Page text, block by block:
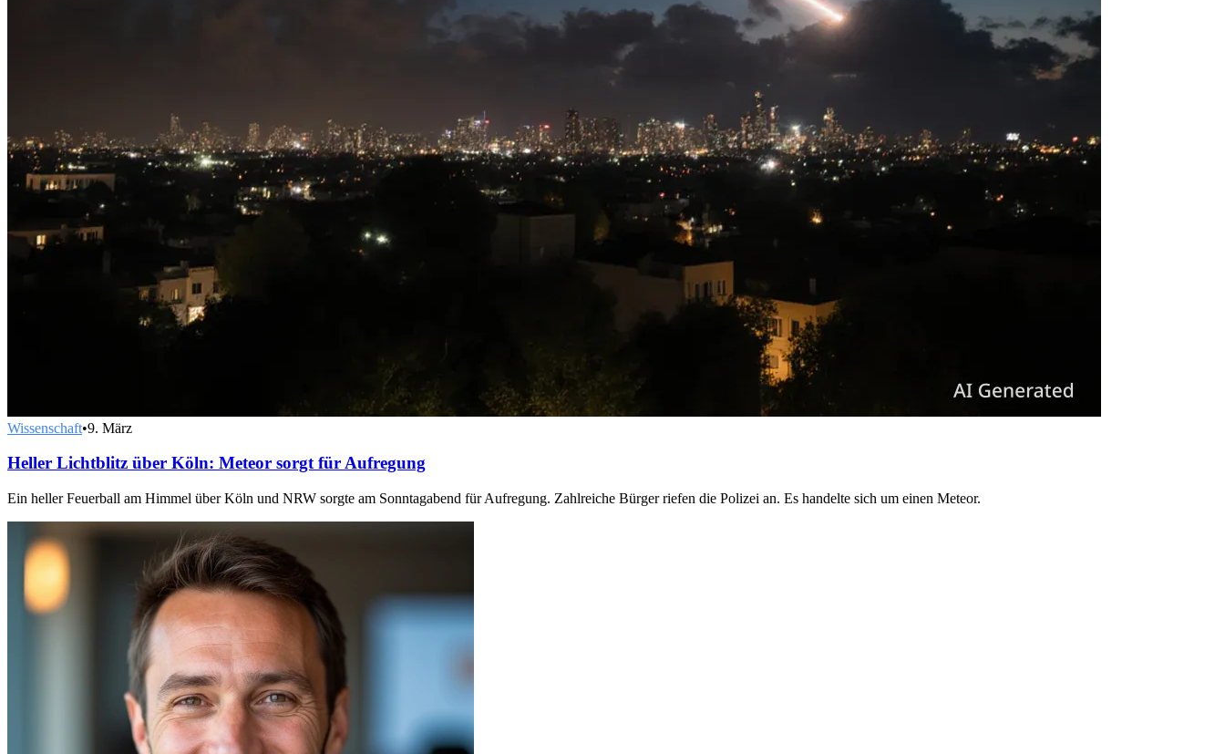
Wissenschaft•9. März
Heller Lichtblitz über Köln: Meteor sorgt für Aufregung
Ein heller Feuerball am Himmel über Köln und NRW sorgte am Sonntagabend für Aufregung. Zahlreiche Bürger riefen die Polizei an. Es handelte sich um einen Meteor.